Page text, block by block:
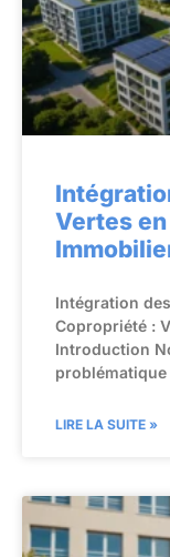
Vertes
Intégration
Copropriété :
Introduction
LIRE LA SUITE »